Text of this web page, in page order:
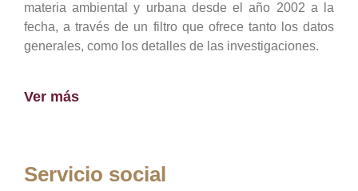
materia ambiental y urbana desde el año 2002 a la
fecha, a través de un filtro que ofrece tanto los datos
generales, como los detalles de las investigaciones.
Ver más
Servicio social